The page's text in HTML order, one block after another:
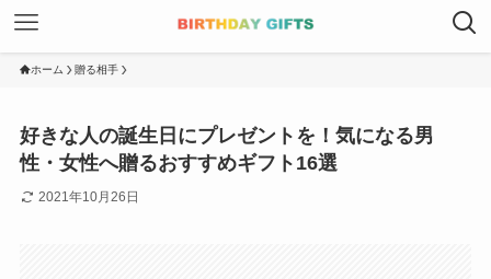
ホーム 贈る相手
好きな人の誕生日にプレゼントを！気になる男
性・女性へ贈るおすすめギフト16選
2021年10月26日